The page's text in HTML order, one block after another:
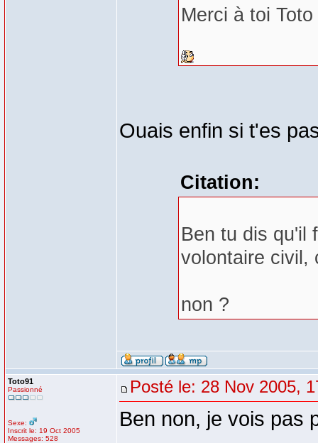
Merci à toi Toto
Ouais enfin si t'es
Citation:
Ben tu dis qu'il
volontaire civil,
non ?
Toto91
Passionné
Sexe:
Inscrit le: 19 Oct 2005
Messages: 528
Posté le: 28 Nov 2005,
Ben non, je vois pas